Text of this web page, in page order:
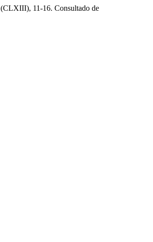
(CLXIII), 11-16. Consultado de